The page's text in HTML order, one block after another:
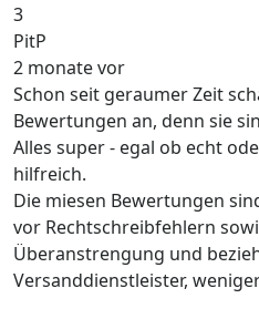
3
PitP
2 monate vor
Schon seit geraumer Zeit
Bewertungen an, denn sie
Alles super - egal ob echt
hilfreich.
Die miesen Bewertungen
vor Rechtschreibfehlern
Überanstrengung und
Versanddienstleister,